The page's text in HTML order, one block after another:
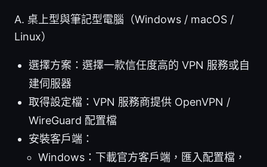
A. 桌上型與筆記型電腦（Windows / macOS /
Linux）
選擇方案：選擇一款信任度高的 VPN 服務或自
建伺服器
取得設定檔：VPN 服務商提供 OpenVPN /
WireGuard 配置檔
安裝客戶端：
Windows：下載官方客戶端，匯入配置檔，